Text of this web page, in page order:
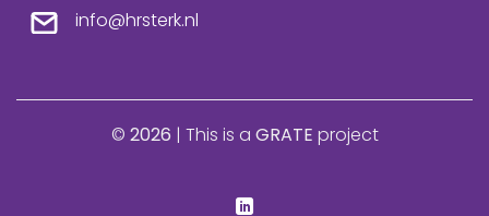
info@hrsterk.nl
© 2026 | This is a GRATE project